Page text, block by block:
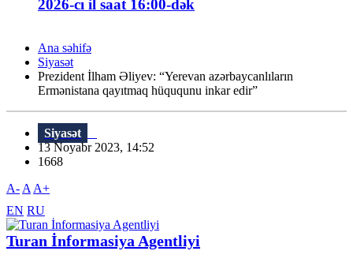
2026-cı il saat 16:00-dək
Ana səhifə
Siyasət
Prezident İlham Əliyev: “Yerevan azərbaycanlıların
Ermənistana qayıtmaq hüququnu inkar edir”
Siyasət
13 Noyabr 2023, 14:52
1668
A- A A+
EN RU
Turan İnformasiya Agentliyi